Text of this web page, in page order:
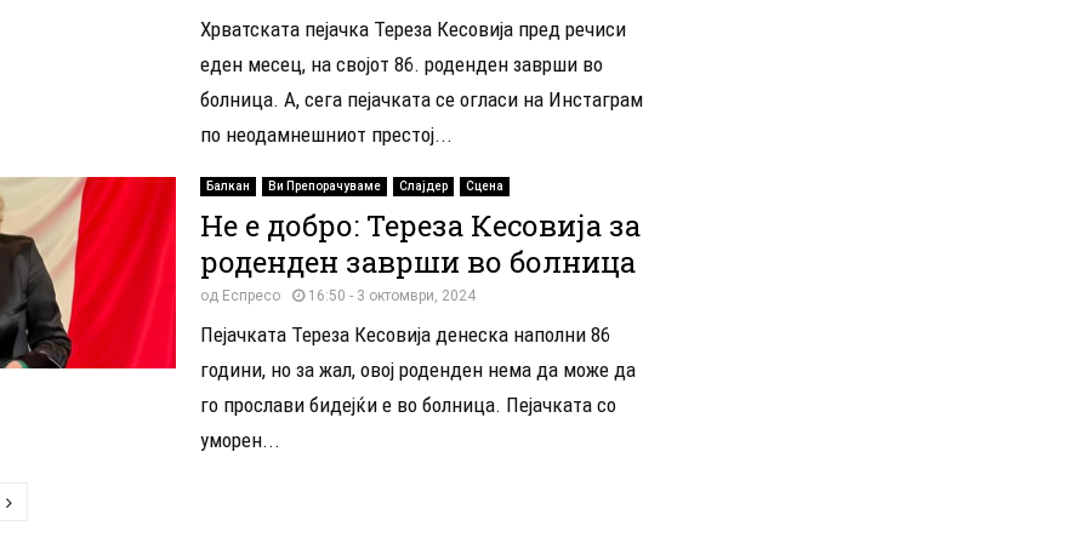
Хрватската пејачка Тереза Кесовија пред речиси
еден месец, на својот 86. роденден заврши во
болница. А, сега пејачката се огласи на Инстаграм
по неодамнешниот престој...
Балкан Ви Препорачуваме Слајдер Сцена
Не е добро: Тереза Кесовија за
роденден заврши во болница
од Еспресо 16:50 - 3 октомври, 2024
Пејачката Тереза ​​Кесовија денеска наполни 86
години, но за жал, овој роденден нема да може да
го прослави бидејќи е во болница. Пејачката со
уморен...